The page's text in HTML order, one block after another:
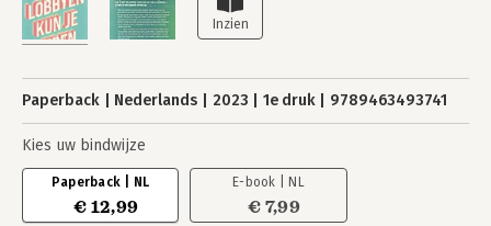
Paperback Nederlands 2023 1e druk 9789463493741
Kies uw bindwijze
Paperback | NL
€ 12,99
E-book | NL
€ 7,99